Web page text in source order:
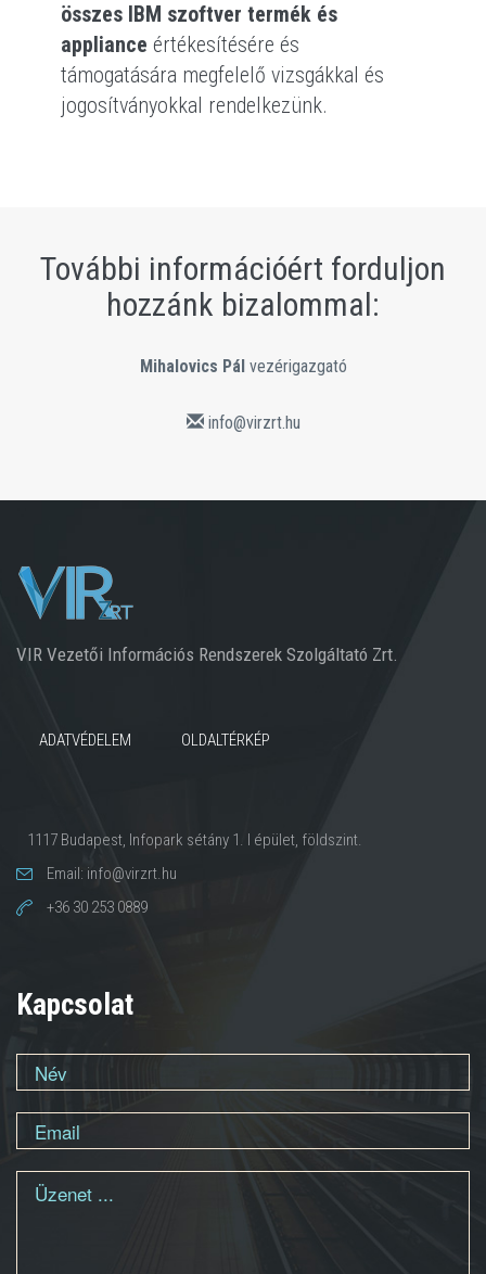
összes IBM szoftver termék és
appliance értékesítésére és
támogatására megfelelő vizsgákkal és
jogosítványokkal rendelkezünk.
További információért forduljon
hozzánk bizalommal:
Mihalovics Pálvezérigazgató
info@virzrt.hu
VIR Vezetői Információs Rendszerek Szolgáltató Zrt.
ADATVÉDELEM OLDALTÉRKÉP
1117 Budapest, Infopark sétány 1. I épület, földszint.
Email: info@virzrt.hu
+36 30 253 0889
Kapcsolat